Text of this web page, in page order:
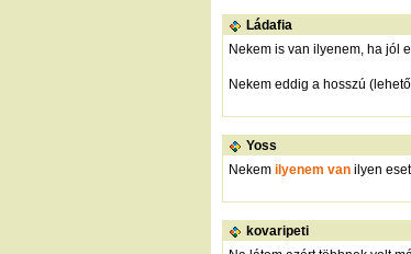
Ládafia
Nekem is van ilyenem, ha jól
Nekem eddig a hosszú
Yoss
Nekem ilyenem van ilyen
kovaripeti